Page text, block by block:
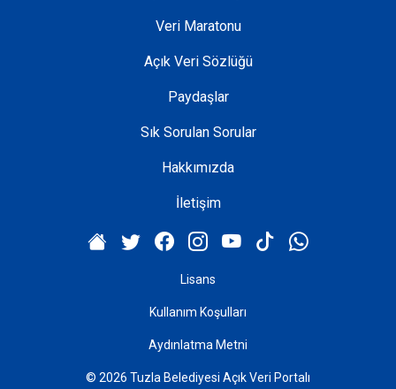
Veri Maratonu
Açık Veri Sözlüğü
Paydaşlar
Sık Sorulan Sorular
Hakkımızda
İletişim
Lisans
Kullanım Koşulları
Aydınlatma Metni
© 2026 Tuzla Belediyesi Açık Veri Portalı